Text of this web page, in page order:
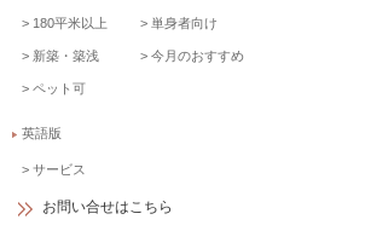
180平米以上
新築・築浅
ペット可
単身者向け
今月のおすすめ
英語版
サービス
お問い合せはこちら